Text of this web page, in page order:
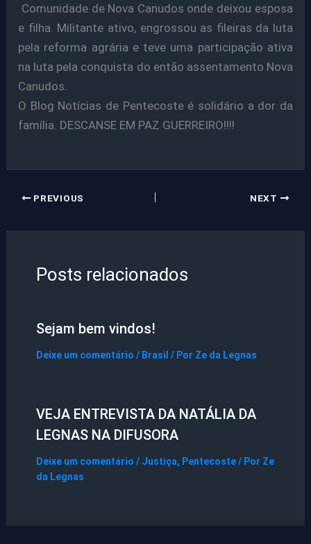
Comunidade de Nova Canudos onde deixou esposa
e filha. Militante ativo, engrossou as fileiras da luta
pela reforma agrária e teve uma participação ativa
na luta pela conquista do então assentamento Nova
Canudos.
O Blog Notícias de Pentecoste é solidário a dor da
família. DESCANSE EM PAZ GUERREIRO!!!!
PREVIOUS NEXT
Posts relacionados
Sejam bem vindos!
Deixe um comentário / Brasil / Por Ze da Legnas
VEJA ENTREVISTA DA NATÁLIA DA
LEGNAS NA DIFUSORA
Deixe um comentário / Justiça, Pentecoste/ Por Ze
da Legnas